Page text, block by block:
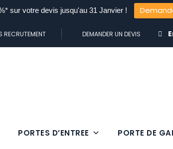
sur votre devis jusqu'au 31 Janvier !
RECRUTEMENT DEMANDER UN DEVIS
PORTES D’ENTREE PORTE DE